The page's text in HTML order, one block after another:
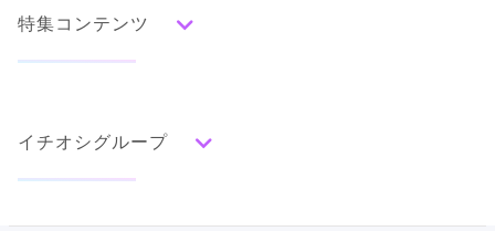
みんなの振袖ランキングトップ
色別ランキング
グレー
白
口コミから探す
特集コンテンツ
ママ振特集
個性的振袖コーディネート特集
成人式レポート
イチオシグループ